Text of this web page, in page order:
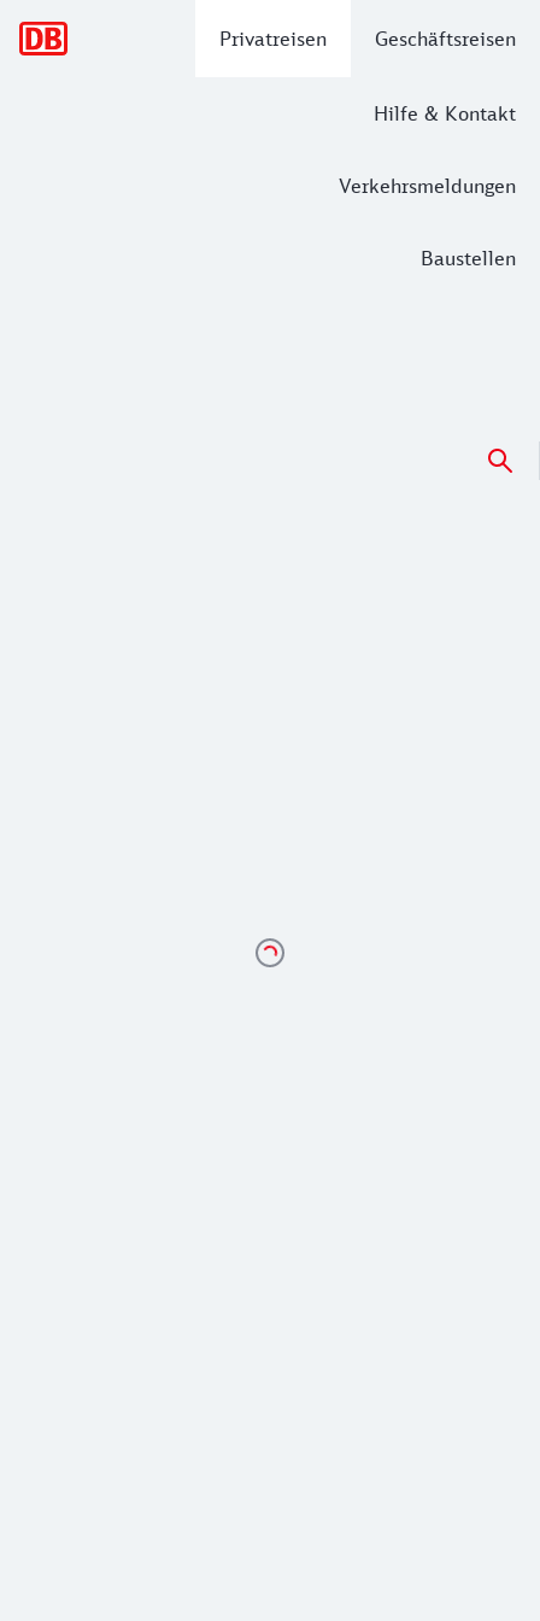
Privatreisen Geschäftsreisen
Hilfe & Kontakt
Verkehrsmeldungen
Baustellen